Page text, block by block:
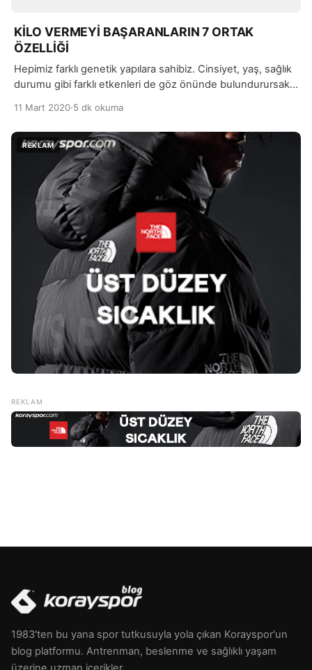
KİLO VERMEYİ BAŞARANLARIN 7 ORTAK
ÖZELLİĞİ
Hepimiz farklı genetik yapılara sahibiz. Cinsiyet, yaş, sağlık
durumu gibi farklı etkenleri de göz önünde bulundurursak,
tarafından hazırlanan sağlıklı bir diyet programı uygulamak
gereklidir.
11 Mart 2020·5 dk okuma
1983'ten bu yana spor tutkusuyla yola çıkan Korayspor'un
blog platformu. Antrenman, beslenme ve sağlıklı yaşam